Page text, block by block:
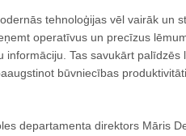
tehnoloģijas vēl vairāk un
operatīvus un precīzus
informāciju. Tas savukārt palīdzēs
būvniecības
departamenta direktors Māris